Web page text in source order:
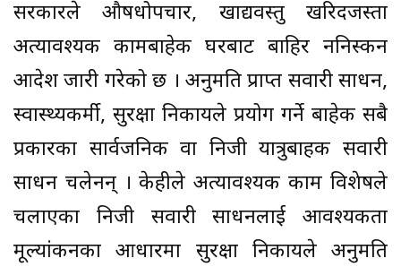
सरकारले औषधोपचार, खाद्यवस्तु खरिदजस्ता
अत्यावश्यक कामबाहेक घरबाट बाहिर ननिस्कन
आदेश जारी गरेको छ । अनुमति प्राप्त सवारी साधन,
स्वास्थ्यकर्मी, सुरक्षा निकायले प्रयोग गर्ने बाहेक सबै
प्रकारका सार्वजनिक वा निजी यात्रुबाहक सवारी
साधन चलेनन् । केहीले अत्यावश्यक काम विशेषले
चलाएका निजी सवारी साधनलाई आवश्यकता
मूल्यांकनका आधारमा सुरक्षा निकायले अनुमति